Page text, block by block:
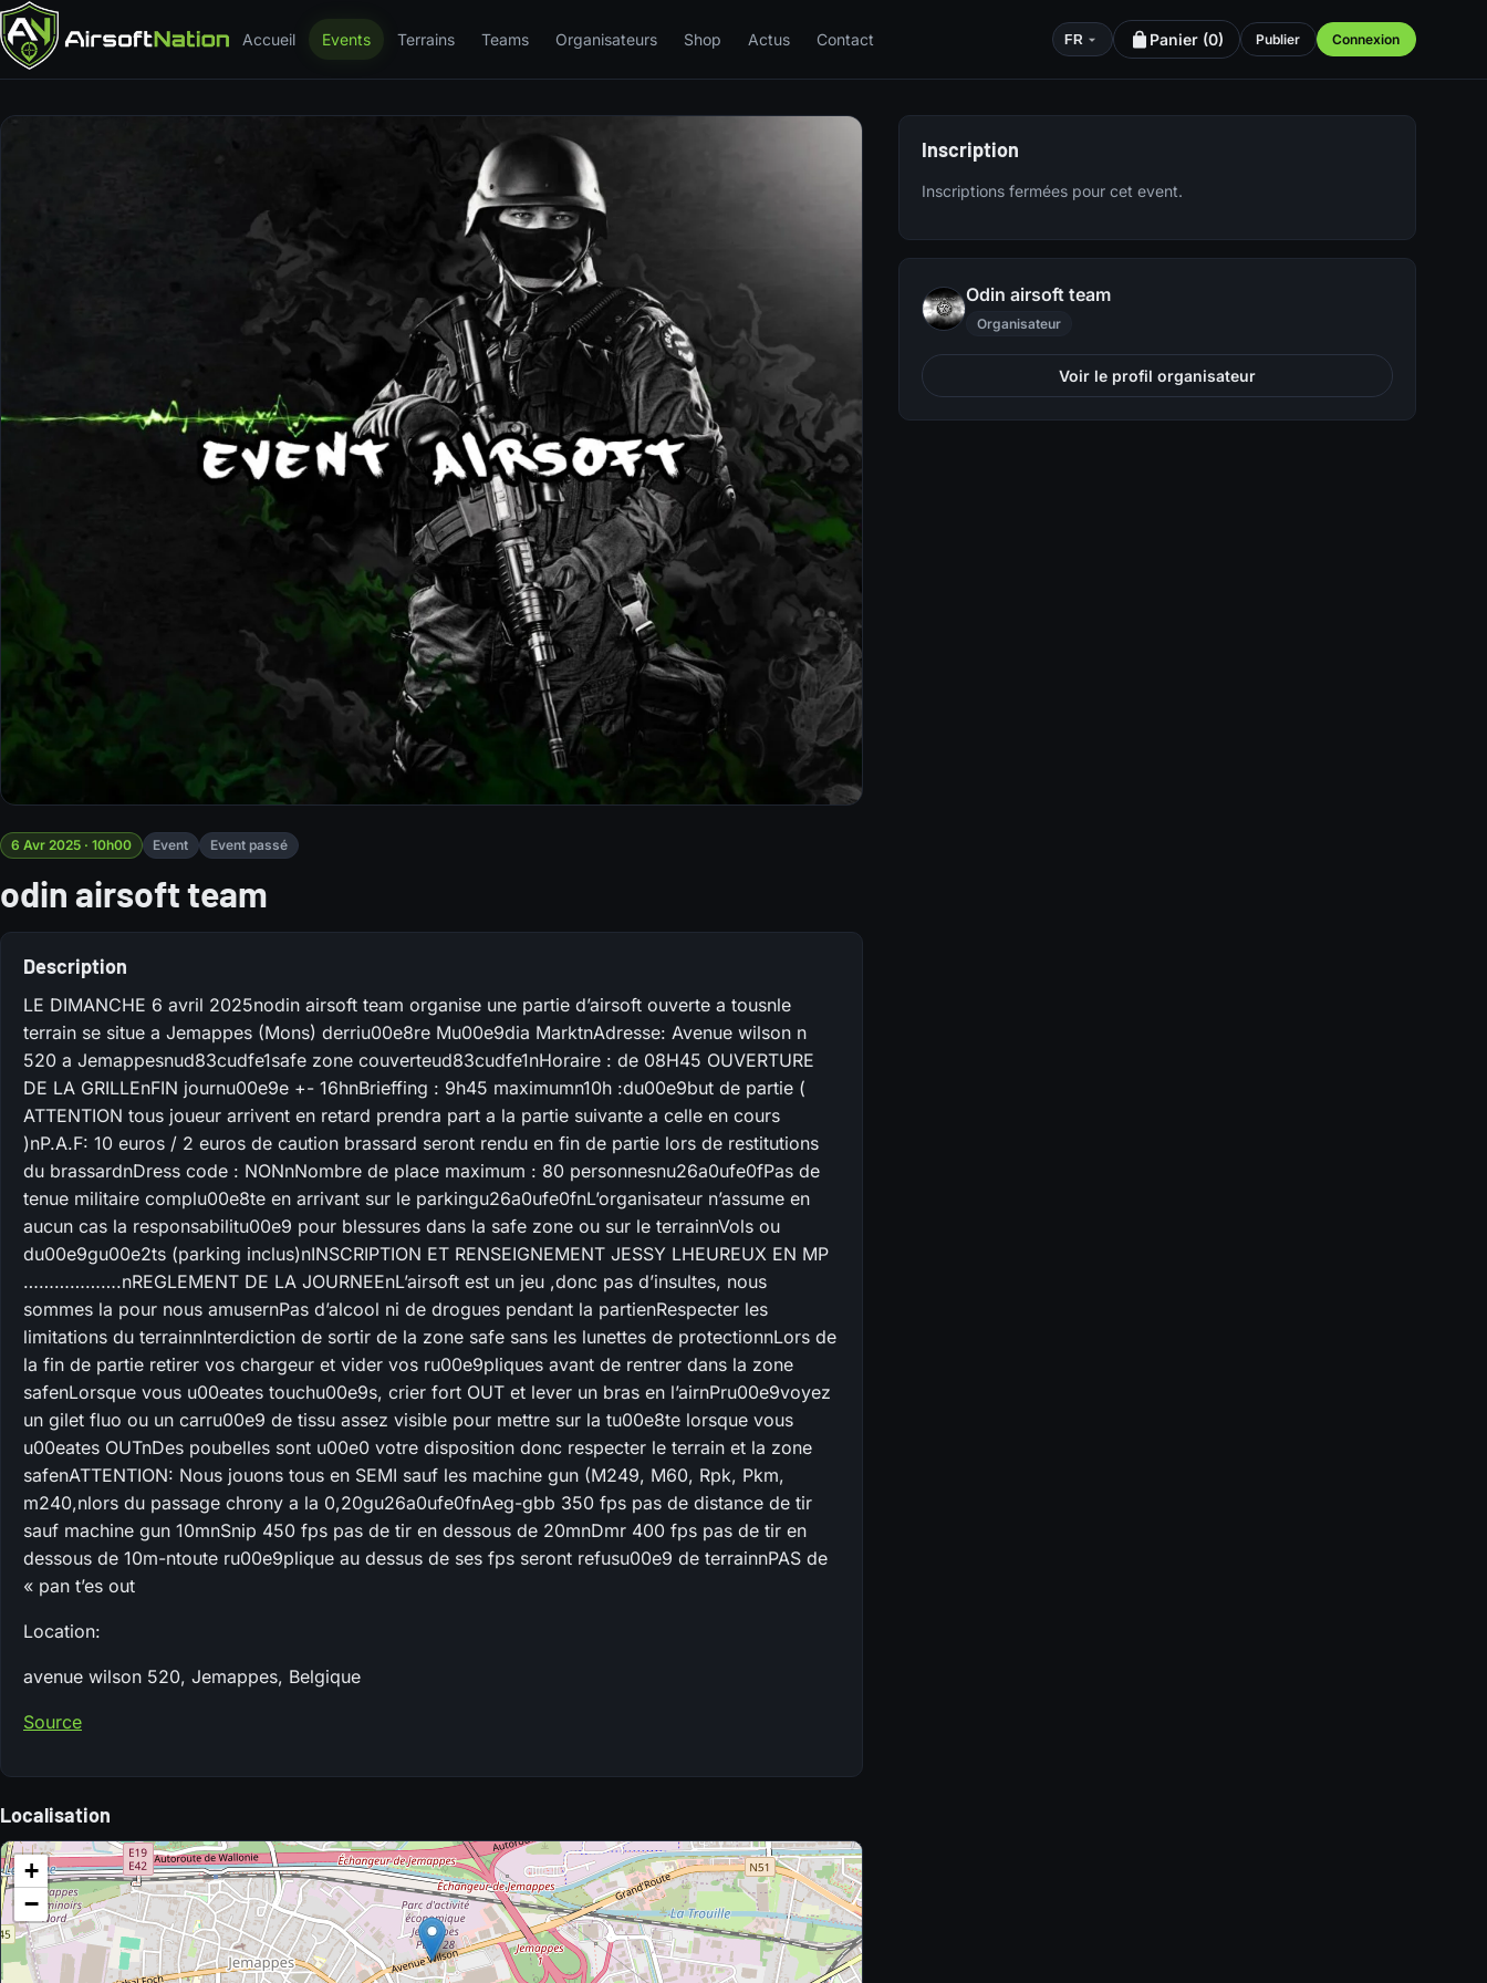
Accueil Events Terrains Teams Organisateurs Shop Actus Contact FR Panier (0) Publier Connexion
6 Avr 2025 · 10h00 Event Event passé
odin airsoft team
Description
LE DIMANCHE 6 avril 2025nodin airsoft team organise une partie d’airsoft ouverte a tousnle
terrain se situe a Jemappes (Mons) derriu00e8re Mu00e9dia MarktnAdresse: Avenue wilson n
520 a Jemappesnud83cudfe1safe zone couverteud83cudfe1nHoraire : de 08H45 OUVERTURE
DE LA GRILLEnFIN journu00e9e +- 16hnBrieffing : 9h45 maximumn10h :du00e9but de partie (
ATTENTION tous joueur arrivent en retard prendra part a la partie suivante a celle en cours
)nP.A.F: 10 euros / 2 euros de caution brassard seront rendu en fin de partie lors de restitutions
du brassardnDress code : NONnNombre de place maximum : 80 personnesnu26a0ufe0fPas de
tenue militaire complu00e8te en arrivant sur le parkingu26a0ufe0fnL’organisateur n’assume en
aucun cas la responsabilitu00e9 pour blessures dans la safe zone ou sur le terrainnVols ou
du00e9gu00e2ts (parking inclus)nINSCRIPTION ET RENSEIGNEMENT JESSY LHEUREUX EN MP
……………….nREGLEMENT DE LA JOURNEEnL’airsoft est un jeu ,donc pas d’insultes, nous
sommes la pour nous amusernPas d’alcool ni de drogues pendant la partienRespecter les
limitations du terrainnInterdiction de sortir de la zone safe sans les lunettes de protectionnLors de
la fin de partie retirer vos chargeur et vider vos ru00e9pliques avant de rentrer dans la zone
safenLorsque vous u00eates touchu00e9s, crier fort OUT et lever un bras en l’airnPru00e9voyez
un gilet fluo ou un carru00e9 de tissu assez visible pour mettre sur la tu00e8te lorsque vous
u00eates OUTnDes poubelles sont u00e0 votre disposition donc respecter le terrain et la zone
safenATTENTION: Nous jouons tous en SEMI sauf les machine gun (M249, M60, Rpk, Pkm,
m240,nlors du passage chrony a la 0,20gu26a0ufe0fnAeg-gbb 350 fps pas de distance de tir
sauf machine gun 10mnSnip 450 fps pas de tir en dessous de 20mnDmr 400 fps pas de tir en
dessous de 10m-ntoute ru00e9plique au dessus de ses fps seront refusu00e9 de terrainnPAS de
« pan t’es out
Location:
avenue wilson 520, Jemappes, Belgique
Source
Localisation
+
−
Inscription
Inscriptions fermées pour cet event.
Odin airsoft team
Organisateur
Voir le profil organisateur